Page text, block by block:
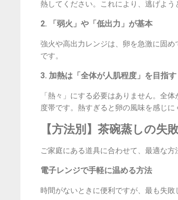
熱してください。これにより、逃げよう
2. 「弱火」や「低出力」が基本
強火や高出力レンジは、卵を急激に固
です。
3. 加熱は「全体が人肌程度」を目指す
「熱々」にする必要はありません。全
度帯です。熱すぎると卵の風味を感じに
【方法別】茶碗蒸しの失
ご家庭にある道具に合わせて、最適な方
電子レンジで手軽に温める方法
時間がないときに便利ですが、最も失敗